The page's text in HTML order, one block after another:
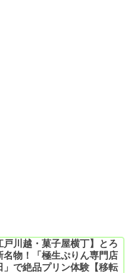
戸川越・菓子屋横丁】とろ
名物！「極生ぷりん専門店
」で絶品プリン体験【移転